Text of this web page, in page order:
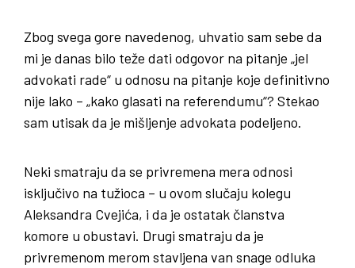
Zbog svega gore navedenog, uhvatio sam sebe da
mi je danas bilo teže dati odgovor na pitanje „jel
advokati rade“ u odnosu na pitanje koje definitivno
nije lako – „kako glasati na referendumu“? Stekao
sam utisak da je mišljenje advokata podeljeno.
Neki smatraju da se privremena mera odnosi
isključivo na tužioca – u ovom slučaju kolegu
Aleksandra Cvejića, i da je ostatak članstva
komore u obustavi. Drugi smatraju da je
privremenom merom stavljena van snage odluka